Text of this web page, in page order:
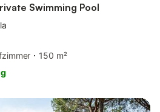
Swimming Pool
150 m²